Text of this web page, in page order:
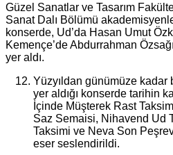
Güzel Sanatlar ve Tasarım
Sanat Dalı Bölümü
konserde, Ud’da Hasan Umut
Kemençe’de Abdurrahman
yer aldı.
Yüzyıldan günümüze
yer aldığı konserde tarihin
İçinde Müşterek Rast
Saz Semaisi, Nihavend Ud
Taksimi ve Neva Son
eser seslendirildi.